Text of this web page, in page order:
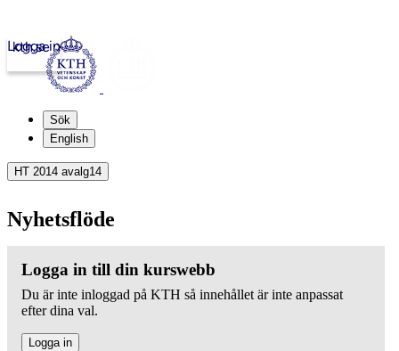
kth.se
Logga in
Sök
English
HT 2014 avalg14
Nyhetsflöde
Logga in till din kurswebb
Du är inte inloggad på KTH så innehållet är inte anpassat
efter dina val.
Logga in